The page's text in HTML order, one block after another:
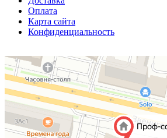
Оплата
Карта сайта
Конфиденциальность